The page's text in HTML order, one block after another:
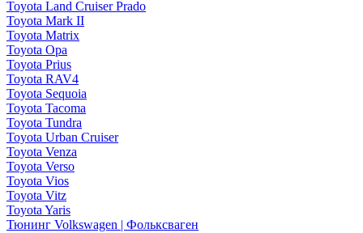
Toyota Land Cruiser Prado
Toyota Mark II
Toyota Matrix
Toyota Opa
Toyota Prius
Toyota RAV4
Toyota Sequoia
Toyota Tacoma
Toyota Tundra
Toyota Urban Cruiser
Toyota Venza
Toyota Verso
Toyota Vios
Toyota Vitz
Toyota Yaris
Тюнинг Volkswagen | Фольксваген